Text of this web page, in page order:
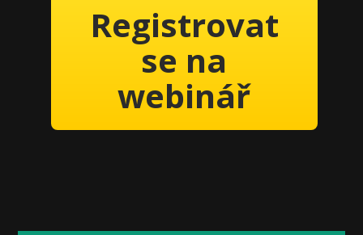
Registrovat
se na
webinář